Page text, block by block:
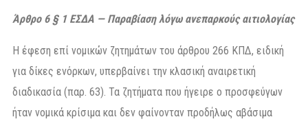
Άρθρο 6 § 1 ΕΣΔΑ — Παραβίαση λόγω ανεπαρκούς αιτιολογίας
Η έφεση επί νομικών ζητημάτων του άρθρου 266 ΚΠΔ, ειδική
για δίκες ενόρκων, υπερβαίνει την κλασική αναιρετική
διαδικασία (παρ. 63). Τα ζητήματα που ήγειρε ο προσφεύγων
ήταν νομικά κρίσιμα και δεν φαίνονταν προδήλως αβάσιμα